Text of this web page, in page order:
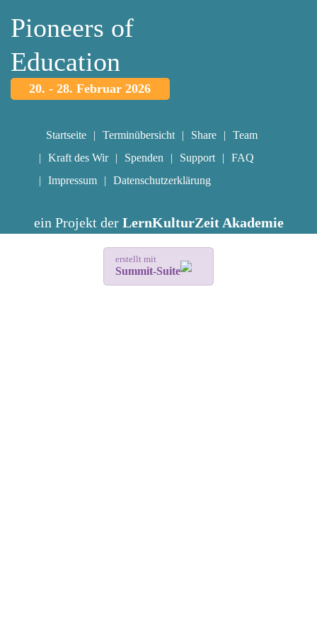
Pioneers of
Education
20. - 28. Februar 2026
Startseite Terminübersicht Share
Team
Kraft des Wir
Spenden Support
FAQ
Impressum
Datenschutzerklärung
ein Projekt der LernKulturZeit Akademie
erstellt mit
Summit-Suite